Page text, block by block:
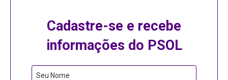
Cadastre-se e recebe
informações do PSOL
Seu Nome